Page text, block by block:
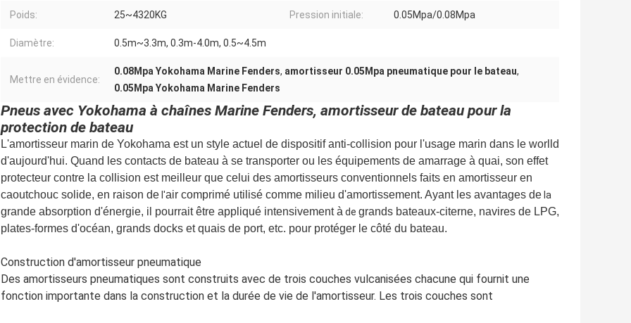
Poids: 25~4320KG Pression initiale: 0.05Mpa/0.08Mpa
Diamètre: 0.5m~3.3m, 0.3m-4.0m, 0.5~4.5m
Mettre en évidence:
0.08Mpa Yokohama Marine Fenders, amortisseur 0.05Mpa pneumatique pour le bateau,
0.05Mpa Yokohama Marine Fenders
Pneus avec Yokohama à chaînes Marine Fenders, amortisseur de bateau pour la
protection de bateau
L'amortisseur marin de Yokohama est un style actuel de dispositif anti-collision pour l'usage marin dans le worlld
d'aujourd'hui. Quand les contacts de bateau à se transporter ou les équipements de amarrage à quai, son effet
protecteur contre la collision est meilleur que celui des amortisseurs conventionnels faits en amortisseur en
caoutchouc solide, en raison de l'air comprimé utilisé comme milieu d'amortissement. Ayant les avantages de la
grande absorption d'énergie, il pourrait être appliqué intensivement à de grands bateaux-citerne, navires de LPG,
plates-formes d'océan, grands docks et quais de port, etc. pour protéger le côté du bateau.
Construction d'amortisseur pneumatique
Des amortisseurs pneumatiques sont construits avec de trois couches vulcanisées chacune qui fournit une
fonction importante dans la construction et la durée de vie de l'amortisseur. Les trois couches sont